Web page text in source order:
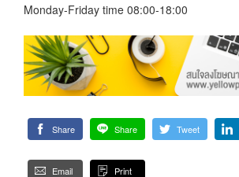
Monday-Friday time 08:00-18:00
Share Share Tweet
Email Print